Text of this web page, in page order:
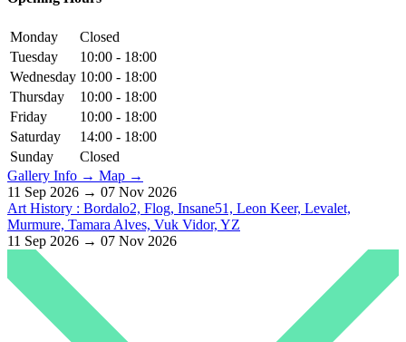
Monday
Closed
Tuesday
10:00 - 18:00
Wednesday 10:00 - 18:00
Thursday
10:00 - 18:00
Friday
10:00 - 18:00
Saturday
14:00 - 18:00
Sunday
Closed
Gallery Info → Map →
11 Sep 2026 → 07 Nov 2026
Art History : Bordalo2, Flog, Insane51, Leon Keer, Levalet,
Murmure, Tamara Alves, Vuk Vidor, YZ
11 Sep 2026 → 07 Nov 2026